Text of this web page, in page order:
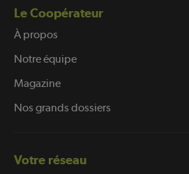
Le Coopérateur
À propos
Notre équipe
Magazine
Nos grands dossiers
Votre réseau